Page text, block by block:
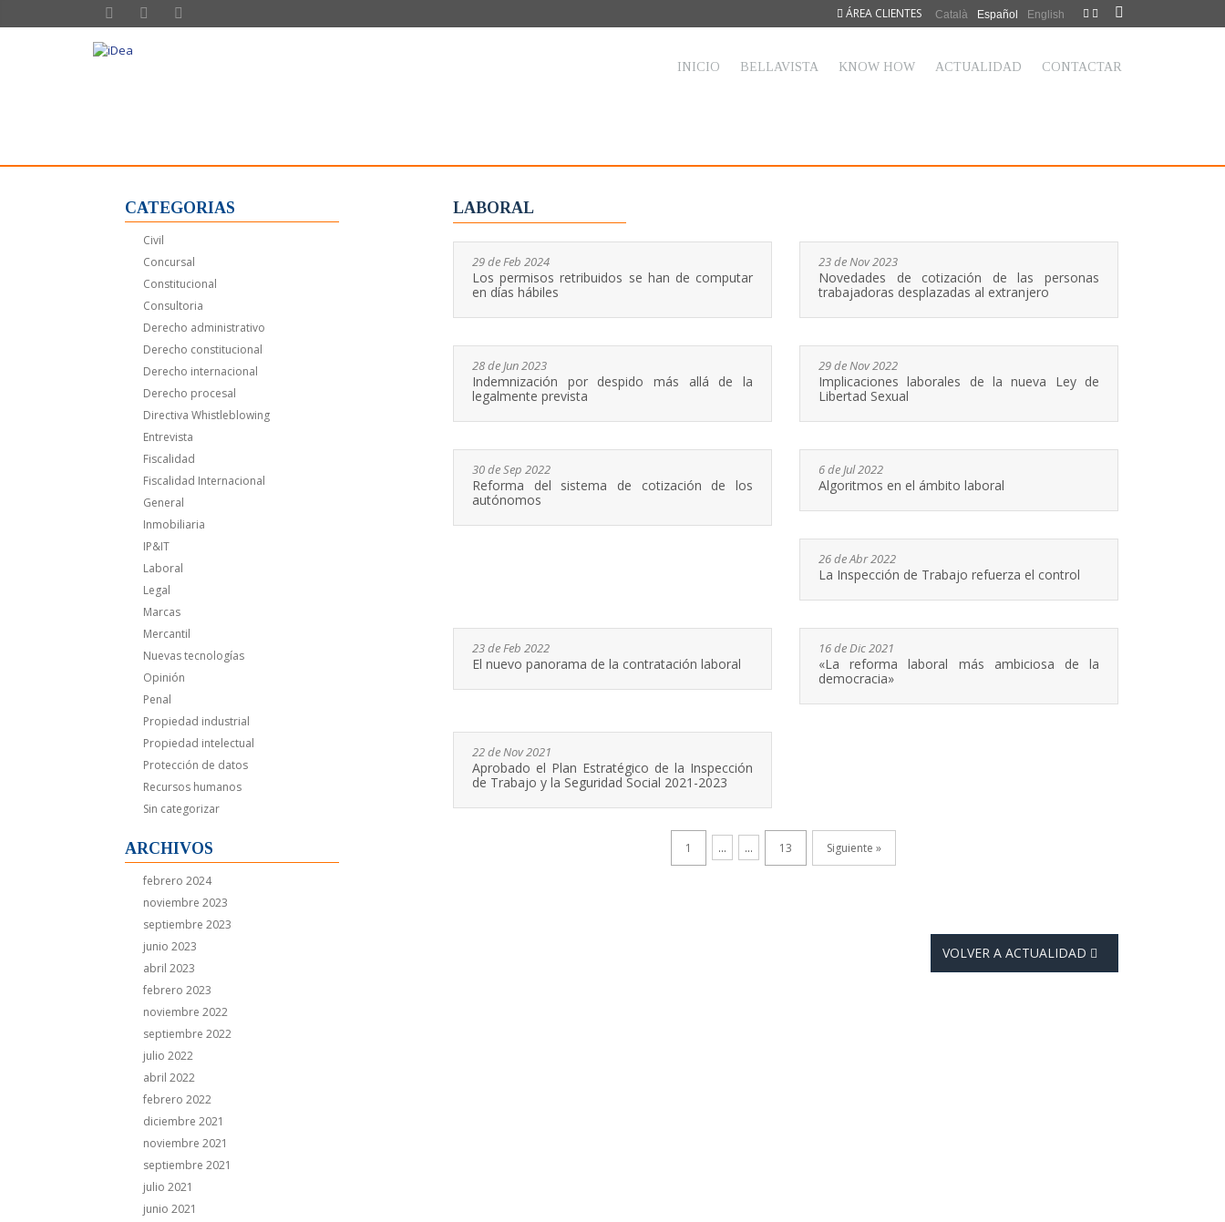
Català Español English
ÁREA CLIENTES
INICIO BELLAVISTA KNOW HOW ACTUALIDAD CONTACTAR
CATEGORIAS
Civil
Concursal
Constitucional
Consultoria
Derecho administrativo
Derecho constitucional
Derecho internacional
Derecho procesal
Directiva Whistleblowing
Entrevista
Fiscalidad
Fiscalidad Internacional
General
Inmobiliaria
IP&IT
Laboral
Legal
Marcas
Mercantil
Nuevas tecnologías
Opinión
Penal
Propiedad industrial
Propiedad intelectual
Protección de datos
Recursos humanos
Sin categorizar
ARCHIVOS
febrero 2024
noviembre 2023
septiembre 2023
junio 2023
abril 2023
febrero 2023
noviembre 2022
septiembre 2022
julio 2022
abril 2022
febrero 2022
diciembre 2021
noviembre 2021
septiembre 2021
julio 2021
junio 2021
LABORAL
29 de Feb 2024
Los permisos retribuidos se han de computar
en días hábiles
23 de Nov 2023
Novedades de cotización de las personas
trabajadoras desplazadas al extranjero
28 de Jun 2023
Indemnización por despido más allá de la
legalmente prevista
29 de Nov 2022
Implicaciones laborales de la nueva Ley de
Libertad Sexual
30 de Sep 2022
Reforma del sistema de cotización de los
autónomos
6 de Jul 2022
Algoritmos en el ámbito laboral
26 de Abr 2022
La Inspección de Trabajo refuerza el control
23 de Feb 2022
El nuevo panorama de la contratación laboral
16 de Dic 2021
«La reforma laboral más ambiciosa de la
democracia»
22 de Nov 2021
Aprobado el Plan Estratégico de la Inspección
de Trabajo y la Seguridad Social 2021-2023
1 ... ... 13 Siguiente »
VOLVER A ACTUALIDAD